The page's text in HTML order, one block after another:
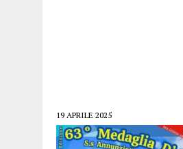
19 APRILE 2025